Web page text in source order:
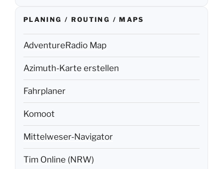
PLANING / ROUTING / MAPS
AdventureRadio Map
Azimuth-Karte erstellen
Fahrplaner
Komoot
Mittelweser-Navigator
Tim Online (NRW)